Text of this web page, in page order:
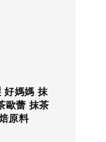
好媽媽 抹
歐蕾 抹茶
原料